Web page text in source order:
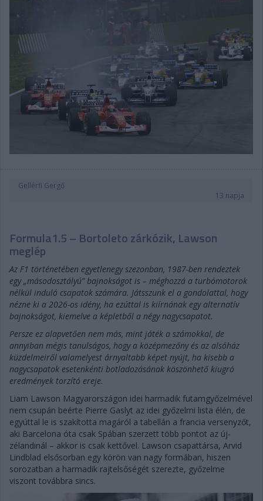
Gellérfi Gergő
13 napja
Formula1.5 – Bortoleto zárkózik, Lawson
meglép
Az F1 történetében egyetlenegy szezonban, 1987-ben rendeztek
egy „másodosztályú” bajnokságot is – méghozzá a turbómotorok
nélkül induló csapatok számára. Játsszunk el a gondolattal, hogy
nézne ki a 2026-os idény, ha ezúttal is kiírnának egy alternatív
bajnokságot, kiemelve a képletből a négy nagycsapatot.
Persze ez alapvetően nem más, mint játék a számokkal, de
annyiban mégis tanulságos, hogy a középmezőny és az alsóház
küzdelmeiről valamelyest árnyaltabb képet nyújt, ha kisebb a
nagycsapatok esetenkénti botladozásának köszönhető kiugró
eredmények torzító ereje.
Liam Lawson Magyarországon idei harmadik futamgyőzelmével
nem csupán beérte Pierre Gaslyt az idei győzelmi lista élén, de
egyúttal le is szakította magáról a tabellán a francia versenyzőt,
aki Barcelona óta csak Spában szerzett több pontot az új-
zélandinál – akkor is csak kettővel. Lawson csapattársa, Arvid
Lindblad elsősorban egy körön van nagy formában, hiszen
sorozatban a harmadik rajtelsőségét szerezte, győzelme
viszont továbbra sincs.